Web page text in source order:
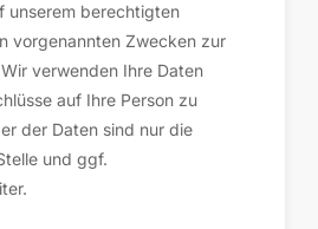
unserem berechtigten
vorgenannten Zwecken zur
verwenden Ihre Daten
auf Ihre Person zu
der Daten sind nur die
und ggf.